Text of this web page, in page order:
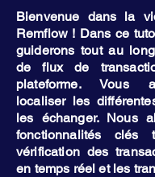
Bienvenue dans la
Remflow ! Dans ce
guiderons tout au
de flux de
plateforme. Vous
localiser les
les échanger. Nous
fonctionnalités
vérification des
en temps réel et les